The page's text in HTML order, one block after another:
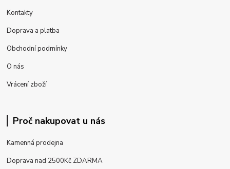
Kontakty
Doprava a platba
Obchodní podmínky
O nás
Vrácení zboží
Proč nakupovat u nás
Kamenná prodejna
Doprava nad 2500Kč ZDARMA